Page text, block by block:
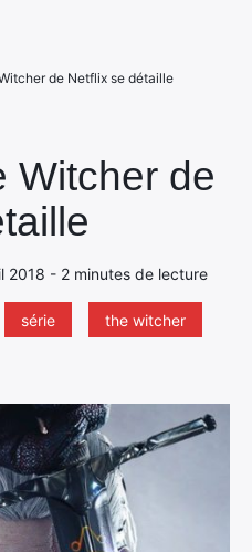
Witcher de
2018 - 2 minutes de lecture
série the witcher
de Netflix se détaille